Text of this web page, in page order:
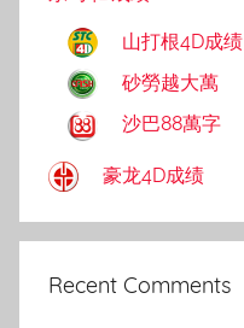
山打根4D成绩
砂勞越大萬
沙巴88萬字
豪龙4D成绩
Recent Comments